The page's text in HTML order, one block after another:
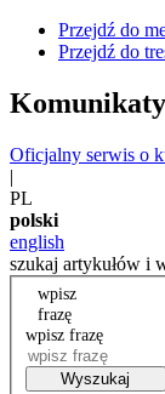
Przejdź do
Przejdź do
Komunikaty
Oficjalny serwis o
|
PL
polski
english
szukaj artykułów i
wpisz
frazę
wpisz frazę
Wyszukaj